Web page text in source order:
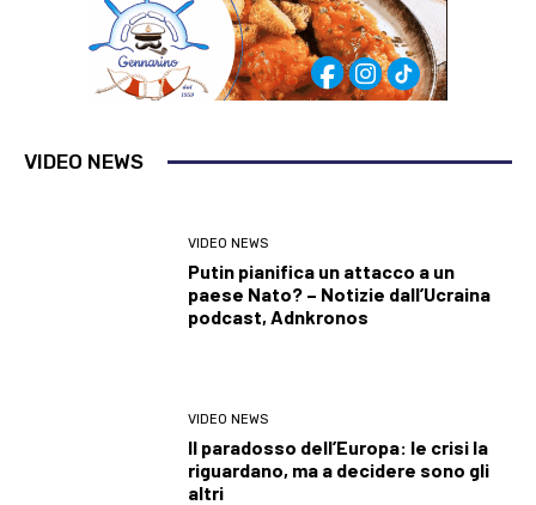
VIDEO NEWS
VIDEO NEWS
Putin pianifica un attacco a un
paese Nato? – Notizie dall’Ucraina
podcast, Adnkronos
VIDEO NEWS
Il paradosso dell’Europa: le crisi la
riguardano, ma a decidere sono gli
altri